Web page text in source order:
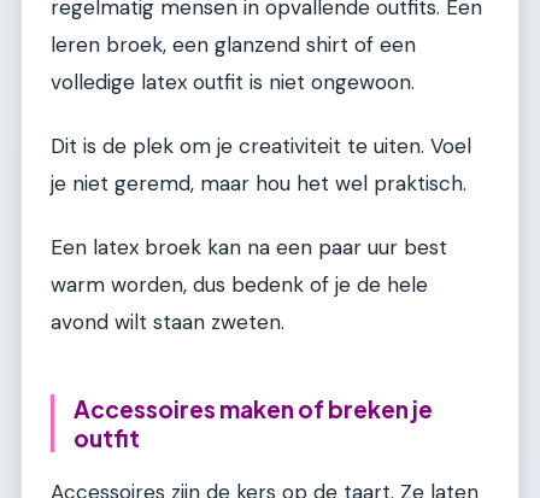
regelmatig mensen in opvallende outfits. Een
leren broek, een glanzend shirt of een
volledige latex outfit is niet ongewoon.
Dit is de plek om je creativiteit te uiten. Voel
je niet geremd, maar hou het wel praktisch.
Een latex broek kan na een paar uur best
warm worden, dus bedenk of je de hele
avond wilt staan zweten.
Accessoires maken of breken je
outfit
Accessoires zijn de kers op de taart. Ze laten